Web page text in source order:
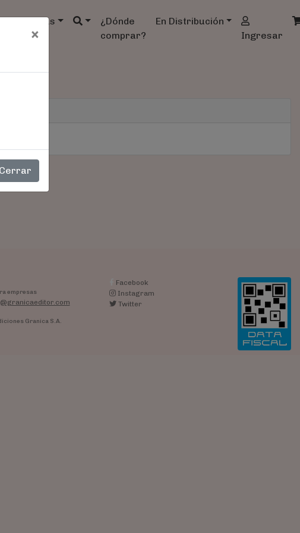
Agendas
¿Dónde
comprar?
En Distribución
Ingresar
×
Cerrar
empresas
Granica S.A.
Facebook
Instagram
Twitter